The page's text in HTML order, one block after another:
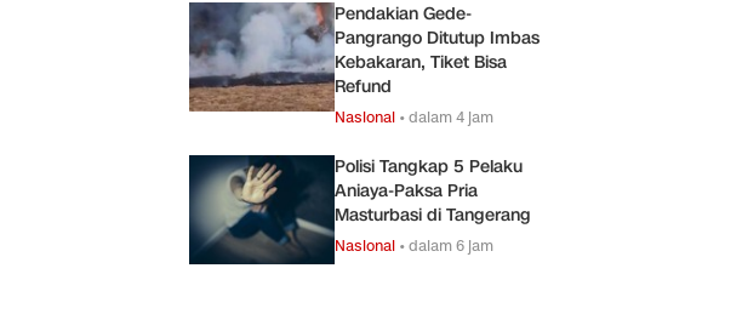
Pendakian Gede-
Pangrango Ditutup Imbas
Kebakaran, Tiket Bisa
Refund
Nasional •dalam 4 jam
Polisi Tangkap 5 Pelaku
Aniaya-Paksa Pria
Masturbasi di Tangerang
Nasional •dalam 6 jam